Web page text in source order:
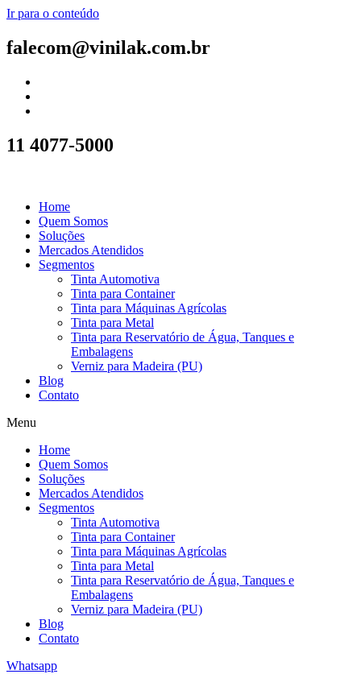
Ir para o conteúdo
falecom@vinilak.com.br
11 4077-5000
Home
Quem Somos
Soluções
Mercados Atendidos
Segmentos
Tinta Automotiva
Tinta para Container
Tinta para Máquinas Agrícolas
Tinta para Metal
Tinta para Reservatório de Água, Tanques e
Embalagens
Verniz para Madeira (PU)
Blog
Contato
Menu
Home
Quem Somos
Soluções
Mercados Atendidos
Segmentos
Tinta Automotiva
Tinta para Container
Tinta para Máquinas Agrícolas
Tinta para Metal
Tinta para Reservatório de Água, Tanques e
Embalagens
Verniz para Madeira (PU)
Blog
Contato
Whatsapp